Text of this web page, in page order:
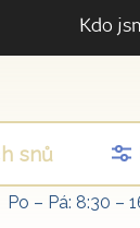
Kdo
Po – Pá: 8:30 –